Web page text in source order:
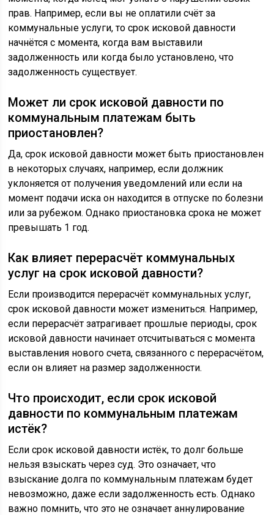
прав. Например, если вы не оплатили счёт за
коммунальные услуги, то срок исковой давности
начнётся с момента, когда вам выставили
задолженность или когда было установлено, что
задолженность существует.
Может ли срок исковой давности по
коммунальным платежам быть
приостановлен?
Да, срок исковой давности может быть приостановлен
в некоторых случаях, например, если должник
уклоняется от получения уведомлений или если на
момент подачи иска он находится в отпуске по болезни
или за рубежом. Однако приостановка срока не может
превышать 1 год.
Как влияет перерасчёт коммунальных
услуг на срок исковой давности?
Если производится перерасчёт коммунальных услуг,
срок исковой давности может измениться. Например,
если перерасчёт затрагивает прошлые периоды, срок
исковой давности начинает отсчитываться с момента
выставления нового счета, связанного с перерасчётом,
если он влияет на размер задолженности.
Что происходит, если срок исковой
давности по коммунальным платежам
истёк?
Если срок исковой давности истёк, то долг больше
нельзя взыскать через суд. Это означает, что
взыскание долга по коммунальным платежам будет
невозможно, даже если задолженность есть. Однако
важно помнить, что это не означает аннулирование